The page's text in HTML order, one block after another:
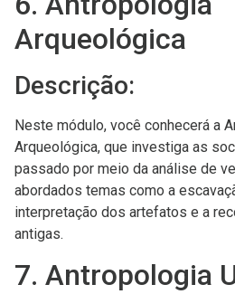
Arqueológica
Descrição:
Neste módulo, você conhecerá a
Arqueológica, que investiga as
passado por meio da análise de
abordados temas como a
interpretação dos artefatos e a
antigas.
7. Antropologia